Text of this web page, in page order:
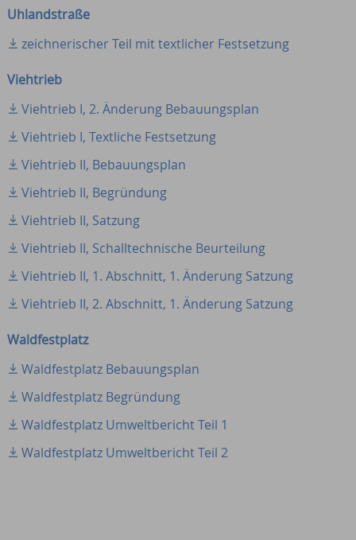
Uhlandstraße
zeichnerischer Teil mit textlicher Festsetzung
Viehtrieb
Viehtrieb I, 2. Änderung Bebauungsplan
Viehtrieb I, Textliche Festsetzung
Viehtrieb II, Bebauungsplan
Viehtrieb II, Begründung
Viehtrieb II, Satzung
Viehtrieb II, Schalltechnische Beurteilung
Viehtrieb II, 1. Abschnitt, 1. Änderung Satzung
Viehtrieb II, 2. Abschnitt, 1. Änderung Satzung
Waldfestplatz
Waldfestplatz Bebauungsplan
Waldfestplatz Begründung
Waldfestplatz Umweltbericht Teil 1
Waldfestplatz Umweltbericht Teil 2